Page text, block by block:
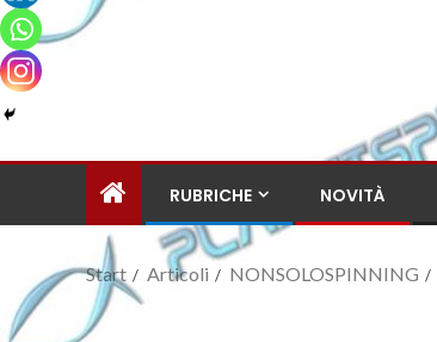
RUBRICHE NOVITÀ
Start Articoli NONSOLOSPINNING